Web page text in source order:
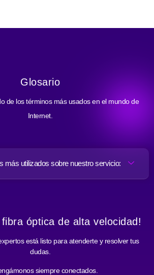
Glosario
de los términos más usados en el mundo de
Internet.
más utilizados sobre nuestro servicio:
óptica de alta velocidad!
está listo para atenderte y resolver tus
dudas.
siempre conectados.